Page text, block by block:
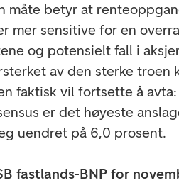
måte betyr at
mer sensitive for en
og potensielt fall i
av den sterke troen
faktisk vil fortsette å
er det høyeste
uendret på 6,0 prosent.
fastlands-BNP for